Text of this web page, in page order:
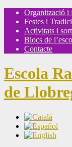
Organització i
Festes i
Activitats i
Blocs de
Contacte
Escola
de